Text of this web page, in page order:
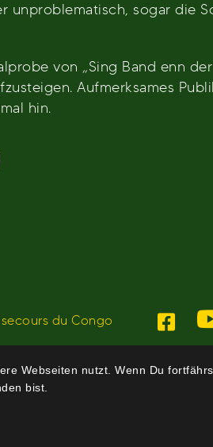
unproblematisch, sogar die
von „Sing Band enn der
Aufmerksames
hin.
du Congo
Webseiten nutzt. Wenn Du
bist.